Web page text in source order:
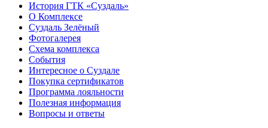
История ГТК «Суздаль»
О Комплексе
Суздаль Зелёный
Фотогалерея
Схема комплекса
Cобытия
Интересное о Суздале
Покупка сертификатов
Программа лояльности
Полезная информация
Вопросы и ответы